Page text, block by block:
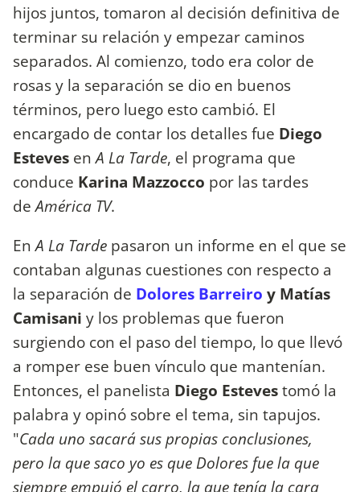
hijos juntos, tomaron al decisión definitiva de
terminar su relación y empezar caminos
separados. Al comienzo, todo era color de
rosas y la separación se dio en buenos
términos, pero luego esto cambió. El
encargado de contar los detalles fue Diego
Esteves enA La Tarde, el programa que
conduce Karina Mazzocco por las tardes
deAmérica TV.
EnA La Tarde pasaron un informe en el que se
contaban algunas cuestiones con respecto a
la separación de Dolores Barreiro y Matías
Camisani y los problemas que fueron
surgiendo con el paso del tiempo, lo que llevó
a romper ese buen vínculo que mantenían.
Entonces, el panelista Diego Estevestomó la
palabra y opinó sobre el tema, sin tapujos.
"Cada uno sacará sus propias conclusiones,
pero la que saco yo es que Dolores fue la que
siempre empujó el carro, la que tenía la cara